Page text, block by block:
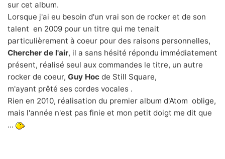
sur cet album.
Lorsque j'ai eu besoin d'un vrai son de rocker et de son
talent en 2009 pour un titre qui me tenait
particulièrement à coeur pour des raisons personnelles,
Chercher de l'air, il a sans hésité répondu immédiatement
présent, réalisé seul aux commandes le titre, un autre
rocker de coeur, Guy Hoc de Still Square,
m'ayant prêté ses cordes vocales .
Rien en 2010, réalisation du premier album d'Atom oblige,
mais l'année n'est pas finie et mon petit doigt me dit que
...